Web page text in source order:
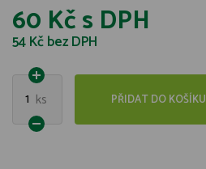
60 Kčs DPH
54 Kčbez DPH
1 ks PŘIDAT DO KOŠÍKU